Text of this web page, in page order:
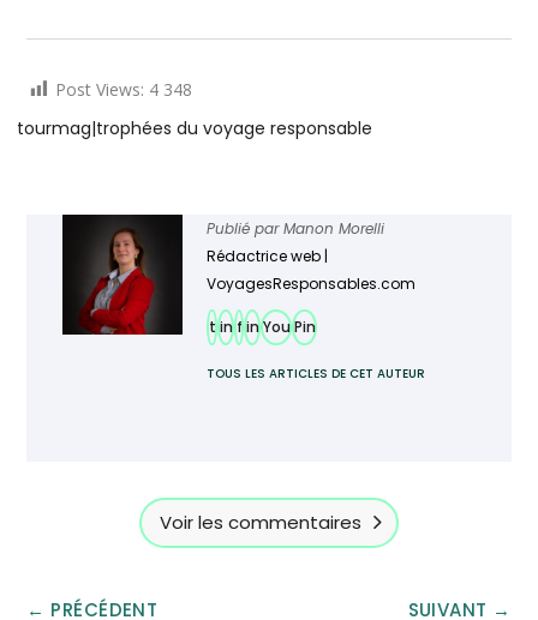
Post Views: 4 348
tourmag|trophées du voyage responsable
Publié parManon Morelli
Rédactrice web |
VoyagesResponsables.com
t in f in YouPin
TOUS LES ARTICLES DE CET AUTEUR
Voir les commentaires
← PRÉCÉDENT SUIVANT →